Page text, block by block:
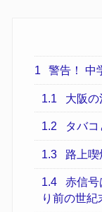
1 警告！ 中
1.1 大阪の
1.2 タバ
1.3 路上喫
1.4
赤信号
り前の世紀